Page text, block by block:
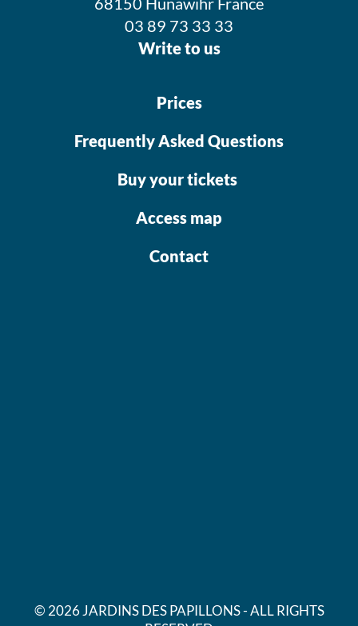
03 89 73 33 33
Write to us
Prices
Frequently Asked Questions
Buy your tickets
Access map
Contact
© 2026 JARDINS DES PAPILLONS - ALL RIGHTS